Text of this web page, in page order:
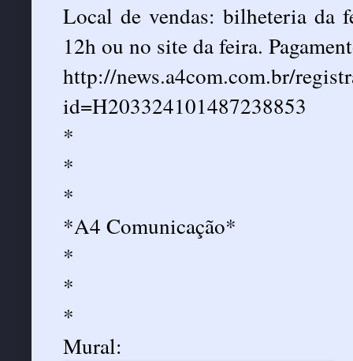
Local de vendas: bilheteria da
12h ou no site da feira.
http://news.a4com.com.br/
id=H203324101487238853
*
*
*
*A4 Comunicação*
*
*
*
Mural: